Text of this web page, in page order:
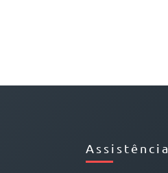
Assistência